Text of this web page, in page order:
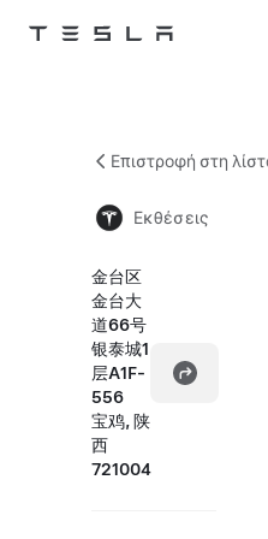
Tesla
Επιστροφή στη
Εκθέσεις
金台区
金台大
道66号
银泰城1
层A1F-
556
宝鸡, 陕
西
721004